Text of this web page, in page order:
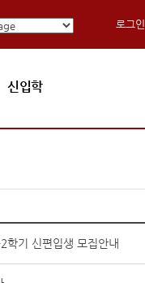
로그인
신입학
학기 신편입생 모집안내